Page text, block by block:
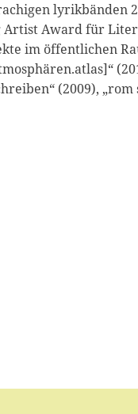
lyrikbänden
Artist Award für
im öffentli­chen
(2009),